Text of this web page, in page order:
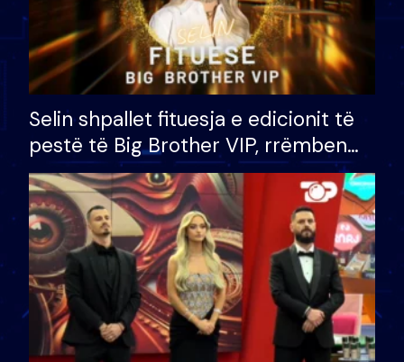
Selin shpallet fituesja e edicionit të
pestë të Big Brother VIP, rrëmben
çmimin e madh prej 100 mijë eurosh